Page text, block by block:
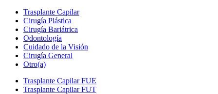
Trasplante Capilar
Cirugía Plástica
Cirugía Bariátrica
Odontología
Cuidado de la Visión
Cirugía General
Otro(a)
Trasplante Capilar FUE
Trasplante Capilar FUT